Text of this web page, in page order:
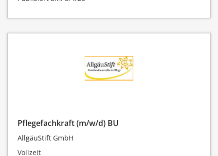
Pflegefachkraft (m/w/d) BU
AllgäuStift GmbH
Vollzeit